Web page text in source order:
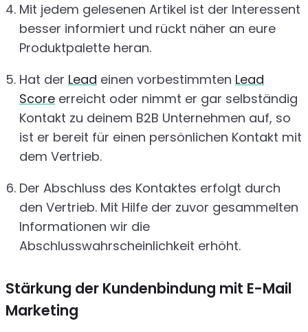
Mit jedem gelesenen Artikel ist der Interessent
besser informiert und rückt näher an eure
Produktpalette heran.
Hat der Lead einen vorbestimmten Lead
Score erreicht oder nimmt er gar selbständig
Kontakt zu deinem B2B Unternehmen auf, so
ist er bereit für einen persönlichen Kontakt mit
dem Vertrieb.
Der Abschluss des Kontaktes erfolgt durch
den Vertrieb. Mit Hilfe der zuvor gesammelten
Informationen wir die
Abschlusswahrscheinlichkeit erhöht.
Stärkung der Kundenbindung mit E-Mail
Marketing